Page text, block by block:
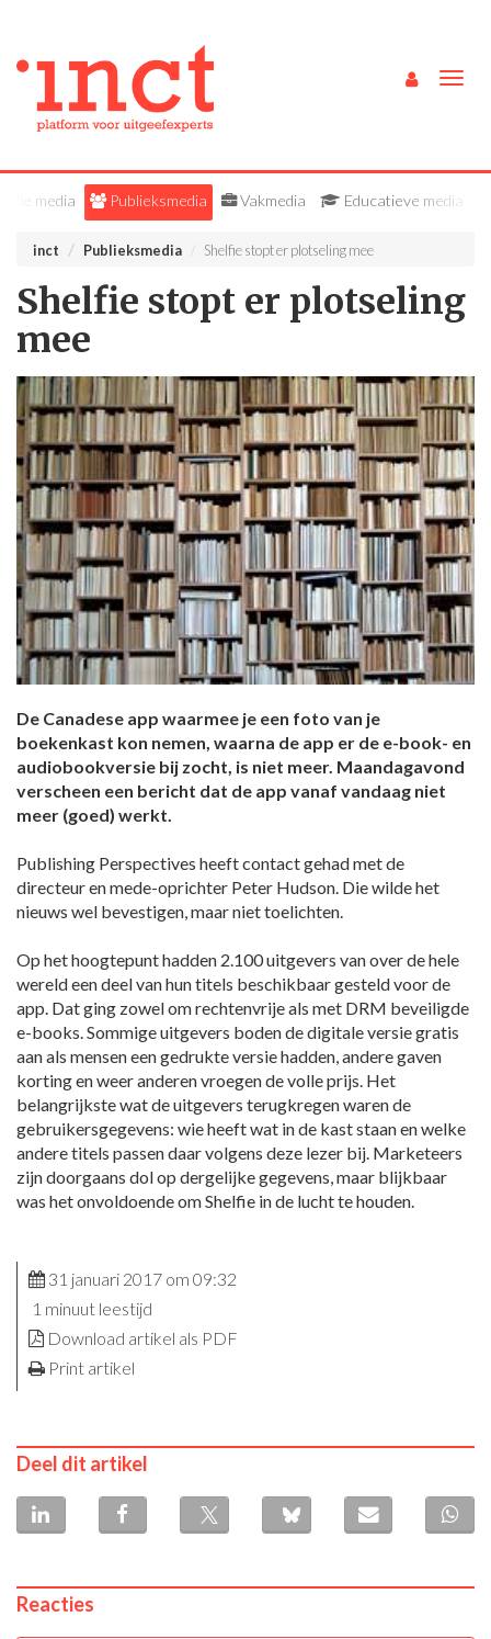
Alle media Publieksmedia Vakmedia Educatieve media
inct Publieksmedia Shelfie stopt er plotseling mee
Shelfie stopt er plotseling
mee
De Canadese app waarmee je een foto van je
boekenkast kon nemen, waarna de app er de e-book- en
audiobookversie bij zocht, is niet meer. Maandagavond
verscheen een bericht dat de app vanaf vandaag niet
meer (goed) werkt.
Publishing Perspectives heeft contact gehad met de
directeur en mede-oprichter Peter Hudson. Die wilde het
nieuws wel bevestigen, maar niet toelichten.
Op het hoogtepunt hadden 2.100 uitgevers van over de hele
wereld een deel van hun titels beschikbaar gesteld voor de
app. Dat ging zowel om rechtenvrije als met DRM beveiligde
e-books. Sommige uitgevers boden de digitale versie gratis
aan als mensen een gedrukte versie hadden, andere gaven
korting en weer anderen vroegen de volle prijs. Het
belangrijkste wat de uitgevers terugkregen waren de
gebruikersgegevens: wie heeft wat in de kast staan en welke
andere titels passen daar volgens deze lezer bij. Marketeers
zijn doorgaans dol op dergelijke gegevens, maar blijkbaar
was het onvoldoende om Shelfie in de lucht te houden.
31 januari 2017 om 09:32
1 minuut leestijd
Download artikel als PDF
Print artikel
Deel dit artikel
Reacties